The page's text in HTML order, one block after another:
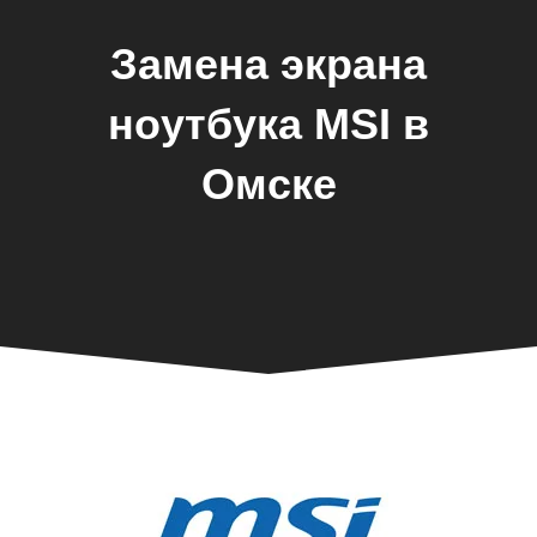
Замена экрана
ноутбука MSI в
Омске